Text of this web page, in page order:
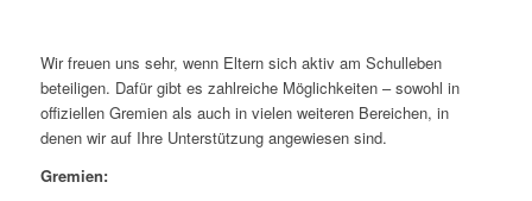
Wir freuen uns sehr, wenn Eltern sich aktiv am Schulleben
beteiligen. Dafür gibt es zahlreiche Möglichkeiten – sowohl in
offiziellen Gremien als auch in vielen weiteren Bereichen, in
denen wir auf Ihre Unterstützung angewiesen sind.
Gremien: